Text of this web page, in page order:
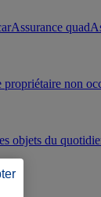
Assurance quad
propriétaire non
objets du